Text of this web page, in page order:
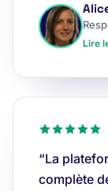
Lire
“La
complète